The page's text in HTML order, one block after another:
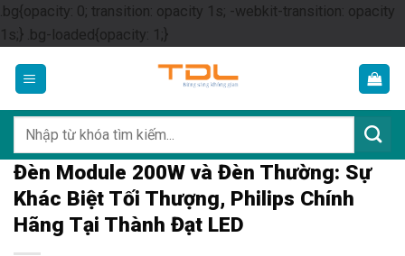
.bg{opacity: 0; transition: opacity 1s; -webkit-transition: opacity
1s;} .bg-loaded{opacity: 1;}Skip
content
kiếm:
Đèn Module 200W và Đèn Thường: Sự
Khác Biệt Tối Thượng, Philips Chính
Hãng Tại Thành Đạt LED